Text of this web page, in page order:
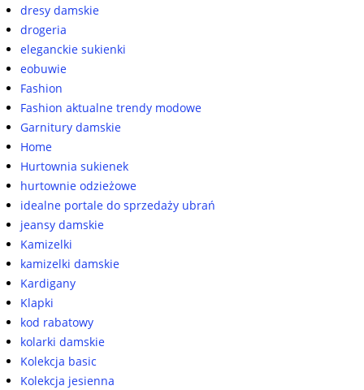
dresy damskie
drogeria
eleganckie sukienki
eobuwie
Fashion
Fashion aktualne trendy modowe
Garnitury damskie
Home
Hurtownia sukienek
hurtownie odzieżowe
idealne portale do sprzedaży ubrań
jeansy damskie
Kamizelki
kamizelki damskie
Kardigany
Klapki
kod rabatowy
kolarki damskie
Kolekcja basic
Kolekcja jesienna